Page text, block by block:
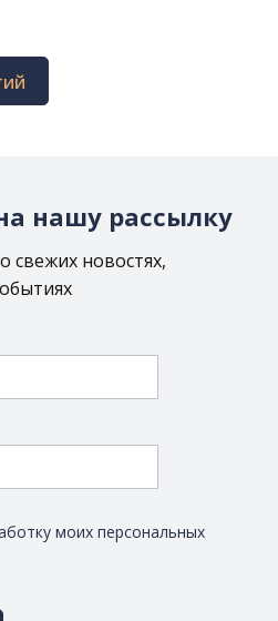
нашу рассылку
свежих новостях,
моих персональных